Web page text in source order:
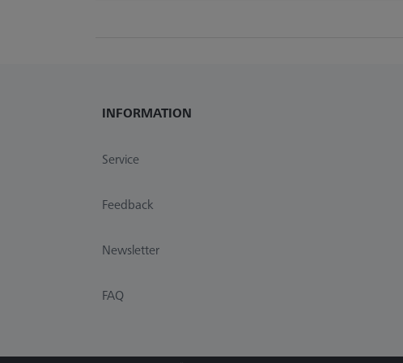
INFORMATION
Service
Feedback
Newsletter
FAQ